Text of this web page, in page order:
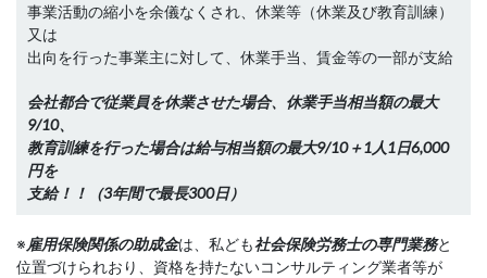
事業活動の縮小を余儀なくされ、休業等（休業及び教育訓練）
又は
出向を行った事業主に対して、休業手当、賃金等の一部が支給
会社都合で従業員を休業させた場合、休業手当相当額の最大
9/10、
教育訓練を行った場合は給与相当額の最大9/10＋1人1日6,000
円を
支給！！（3年間で最長300日）
※雇用保険関係の助成金は、私ども社会保険労務士の専門業務と
位置づけられおり、資格を持たないコンサルティング業者等が